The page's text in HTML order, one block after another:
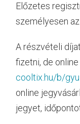
Előzetes
személyesen
A részvételi
fizetni, de
cooltix.hu/b/
online
jegyet,